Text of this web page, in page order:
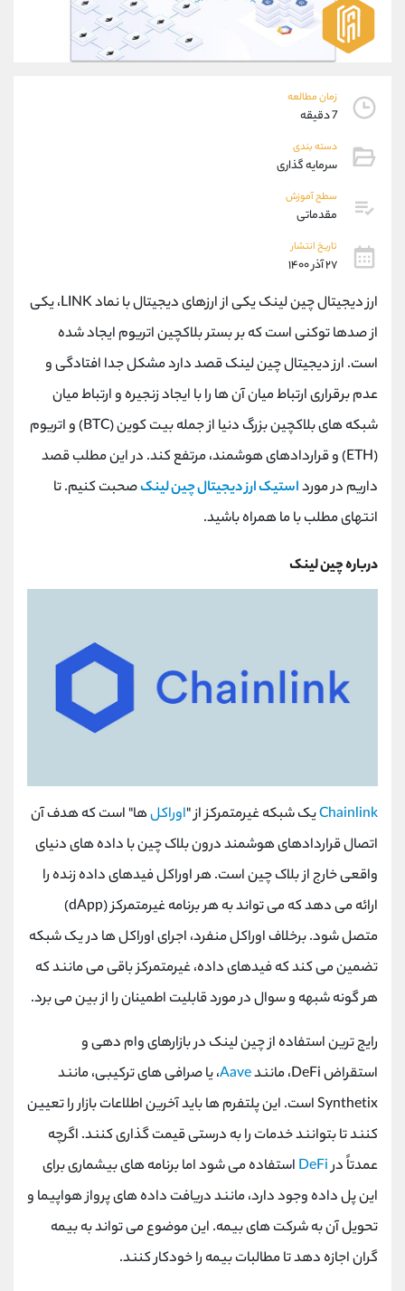
زمان مطالعه
7 دقیقه
دسته بندی
سرمایه گذاری
سطح آموزش
مقدماتی
تاریخ انتشار
۲۷ آذر ۱۴۰۰
ارز دیجیتال چین لینک یکی از ارزهای دیجیتال با نماد LINK، یکی
از صدها توکنی است که بر بستر بلاکچین اتریوم ایجاد شده
است. ارز دیجیتال چین لینک قصد دارد مشکل جدا افتادگی و
عدم برقراری ارتباط میان آن ها را با ایجاد زنجیره و ارتباط میان
شبکه های بلاکچین بزرگ دنیا از جمله بیت کوین (BTC) و اتریوم
(ETH) و قراردادهای هوشمند، مرتفع کند. در این مطلب قصد
داریم در مورداستیک ارز دیجیتال چین لینکصحبت کنیم. تا
انتهای مطلب با ما همراه باشید.
درباره چین لینک
Chainlinkیک شبکه غیرمتمرکز از "اوراکلها" است که هدف آن
اتصال قراردادهای هوشمند درون بلاک چین با داده های دنیای
واقعی خارج از بلاک چین است. هر اوراکل فیدهای داده زنده را
ارائه می دهد که می تواند به هر برنامه غیرمتمرکز (dApp)
متصل شود. برخلاف اوراکل منفرد، اجرای اوراکل ها در یک شبکه
تضمین می کند که فیدهای داده، غیرمتمرکز باقی می مانند که
هر گونه شبهه و سوال در مورد قابلیت اطمینان را از بین می برد.
رایج ترین استفاده از چین لینک در بازارهای وام دهی و
استقراض DeFi، مانند
Aave، یا صرافی های ترکیبی، مانند
Synthetix است. این پلتفرم ها باید آخرین اطلاعات بازار را تعیین
کنند تا بتوانند خدمات را به درستی قیمت گذاری کنند. اگرچه
عمدتاً درDeFi استفاده می شود اما برنامه های بیشماری برای
این پل داده وجود دارد، مانند دریافت داده های پرواز هواپیما و
تحویل آن به شرکت های بیمه. این موضوع می تواند به بیمه
گران اجازه دهد تا مطالبات بیمه را خودکار کنند.
09101364784
واتساپ شروع گفتگو
تلگرام @Armteam_admin_104
پشتیبان فروش
موبایل
داخلی
اطلاعات تماس (دفتر فروش)
تلفن 021-22021030
021-22021040
بدون پیش شماره 90001030
اینستاگرام @alireza.mehrabii
کانال تلگرام @alirezamehrabi_com